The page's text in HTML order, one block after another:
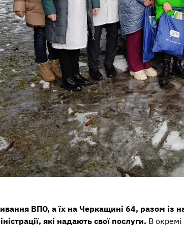
ВПО, а їх на Черкащині 64, разом із
які надають свої послуги. В